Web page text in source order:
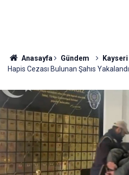
Anasayfa Gündem Kayseri
Hapis Cezası Bulunan Şahıs Yakalandı